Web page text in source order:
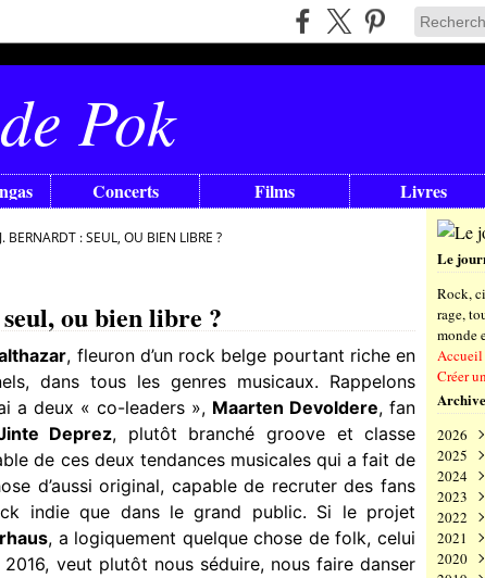
Pok
Concerts Films Livres
BERNARDT : SEUL, OU BIEN LIBRE ?
ou bien libre ?
, fleuron d’un rock belge pourtant riche en
dans tous les genres musicaux. Rappelons
a deux « co-leaders », Maarten Devoldere, fan
Deprez, plutôt branché groove et classe
de ces deux tendances musicales qui a fait de
d’aussi original, capable de recruter des fans
indie que dans le grand public. Si le projet
, a logiquement quelque chose de folk, celui
2016, veut plutôt nous séduire, nous faire danser
Le
Rock,
rage,
monde
Créer
2026
Août
Juillet
Juin
Mai
Avril
Mars
2025
Août
2024
2023
2022
2021
2020